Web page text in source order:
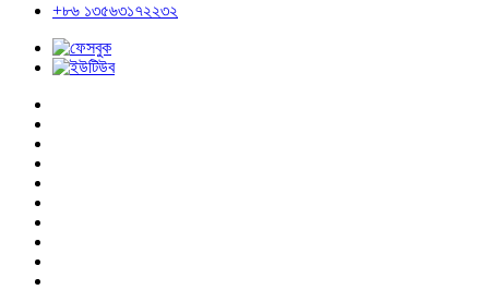
+৮৬ ১৩৫৬৩১৭২২৩২